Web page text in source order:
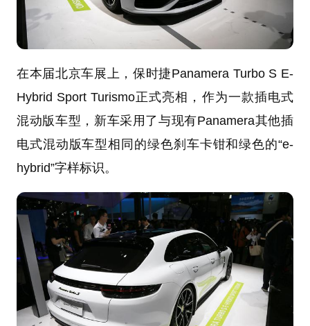
在本届北京车展上，保时捷Panamera Turbo S E-
Hybrid Sport Turismo正式亮相，作为一款插电式
混动版车型，新车采用了与现有Panamera其他插
电式混动版车型相同的绿色刹车卡钳和绿色的“e-
hybrid”字样标识。